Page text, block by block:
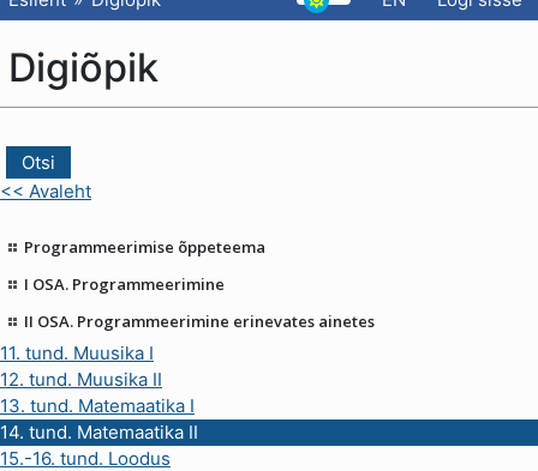
Digiõpik
<< Avaleht
Programmeerimise õppeteema
I OSA. Programmeerimine
II OSA. Programmeerimine erinevates ainetes
11. tund. Muusika I
12. tund. Muusika II
13. tund. Matemaatika I
14. tund. Matemaatika II
15.-16. tund. Loodus